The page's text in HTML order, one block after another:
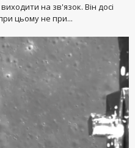
на зв'язок. Він досі
цьому не при...